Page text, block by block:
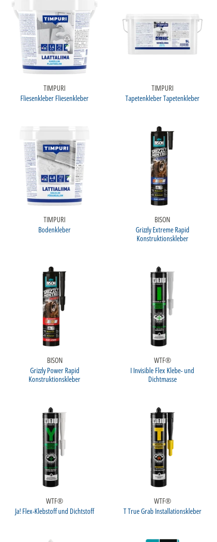
TIMPURI
Fliesenkleber Fliesenkleber
TIMPURI
Tapetenkleber Tapetenkleber
TIMPURI
Bodenkleber
BISON
Grizzly Extreme Rapid
Konstruktionskleber
BISON
Grizzly Power Rapid
Konstruktionskleber
WTF®
I Invisible Flex Klebe- und
Dichtmasse
WTF®
Ja! Flex-Klebstoff und Dichtstoff
WTF®
T True Grab Installationskleber